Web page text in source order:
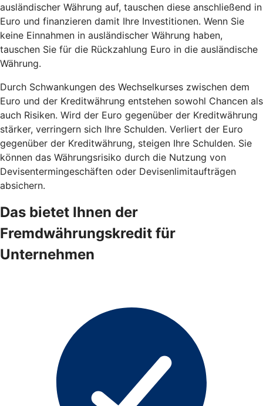
ausländischer Währung auf, tauschen diese anschließend in
Euro und finanzieren damit Ihre Investitionen. Wenn Sie
keine Einnahmen in ausländischer Währung haben,
tauschen Sie für die Rückzahlung Euro in die ausländische
Währung.
Durch Schwankungen des Wechselkurses zwischen dem
Euro und der Kreditwährung entstehen sowohl Chancen als
auch Risiken. Wird der Euro gegenüber der Kreditwährung
stärker, verringern sich Ihre Schulden. Verliert der Euro
gegenüber der Kreditwährung, steigen Ihre Schulden. Sie
können das Währungsrisiko durch die Nutzung von
Devisentermingeschäften oder Devisenlimitaufträgen
absichern.
Das bietet Ihnen der
Fremdwährungskredit für
Unternehmen